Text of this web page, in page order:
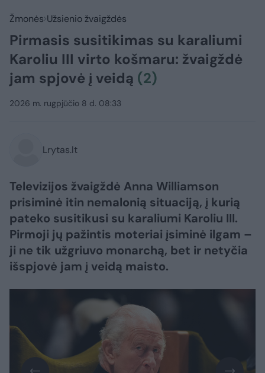
Žmonės Užsienio žvaigždės
Pirmasis susitikimas su karaliumi
Karoliu III virto košmaru: žvaigždė
jam spjovė į veidą (2)
2026 m. rugpjūčio 8 d. 08:33
Lrytas.lt
Televizijos žvaigždė Anna Williamson
prisiminė itin nemalonią situaciją, į kurią
pateko susitikusi su karaliumi Karoliu III.
Pirmoji jų pažintis moteriai įsiminė ilgam –
ji ne tik užgriuvo monarchą, bet ir netyčia
išspjovė jam į veidą maisto.